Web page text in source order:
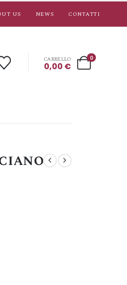
US NEWS CONTATTI
0
CARRELLO
0,00 €